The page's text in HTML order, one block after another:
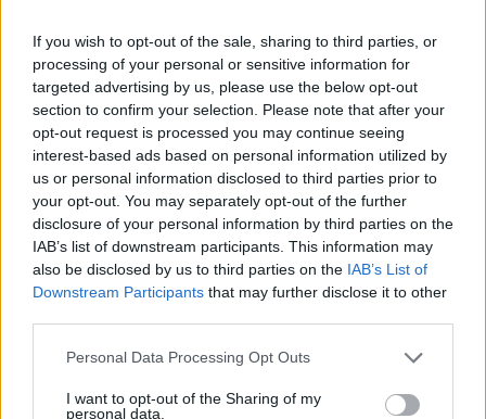
If you wish to opt-out of the sale, sharing to third parties, or
processing of your personal or sensitive information for
targeted advertising by us, please use the below opt-out
section to confirm your selection. Please note that after your
opt-out request is processed you may continue seeing
interest-based ads based on personal information utilized by
us or personal information disclosed to third parties prior to
your opt-out. You may separately opt-out of the further
disclosure of your personal information by third parties on the
IAB’s list of downstream participants. This information may
also be disclosed by us to third parties on the IAB’s List of
Downstream Participants that may further disclose it to other
Please note that this website/app uses one or more Google
not limited to your visit or usage behaviour. You may click to
Personal Data Processing Opt Outs
I want to opt-out of the Sharing of my
personal data.
f.m.j.
16 éve
Én sajnálom őt valahol, mert azért az hihetetlen,
hogy valakinek 56 évesen ennyi az élete, hogy -ahogy
ő fogalmazott- "építkezek, élek, eladok, veszek,
táplálkozom, alszom"
Istenem, de szánalmas... hasonlít szegény arra a
viccbéli kislányra, aki "tetyek.vetyek, mosogatok,
eccercsak csöngetnek..."- ezt motyogja magában,
debár a rendőrség lenne, és vinné a hűvösre! Én
szigorú lennék, cinizmusért 10 évet is kiszabnék :):):)
Rambo-nak igaza van :):):) de akár kanyarodhatna
arra is a fúrópajzs, de csak két méterre a föld felett :)